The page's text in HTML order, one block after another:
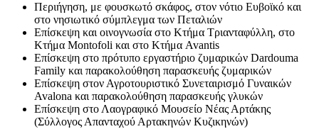
Περιήγηση, με φουσκωτό σκάφος, στον νότιο Ευβοϊκό και
στο νησιωτικό σύμπλεγμα των Πεταλιών
Επίσκεψη και οινογνωσία στο Κτήμα Τριανταφύλλη, στο
Κτήμα Montofoli και στο Κτήμα Avantis
Επίσκεψη στο πρότυπο εργαστήριο ζυμαρικών Dardouma
Family και παρακολούθηση παρασκευής ζυμαρικών
Επίσκεψη στον Αγροτουριστικό Συνεταιρισμό Γυναικών
Avalona και παρακολούθηση παρασκευής γλυκών
Επίσκεψη στο Λαογραφικό Μουσείο Νέας Αρτάκης
(Σύλλογος Απανταχού Αρτακηνών Κυζικηνών)